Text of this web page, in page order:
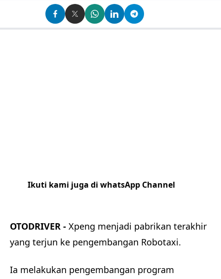
Ikuti kami juga di whatsApp Channel
OTODRIVER - Xpeng menjadi pabrikan terakhir
yang terjun ke pengembangan Robotaxi.
Ia melakukan pengembangan program